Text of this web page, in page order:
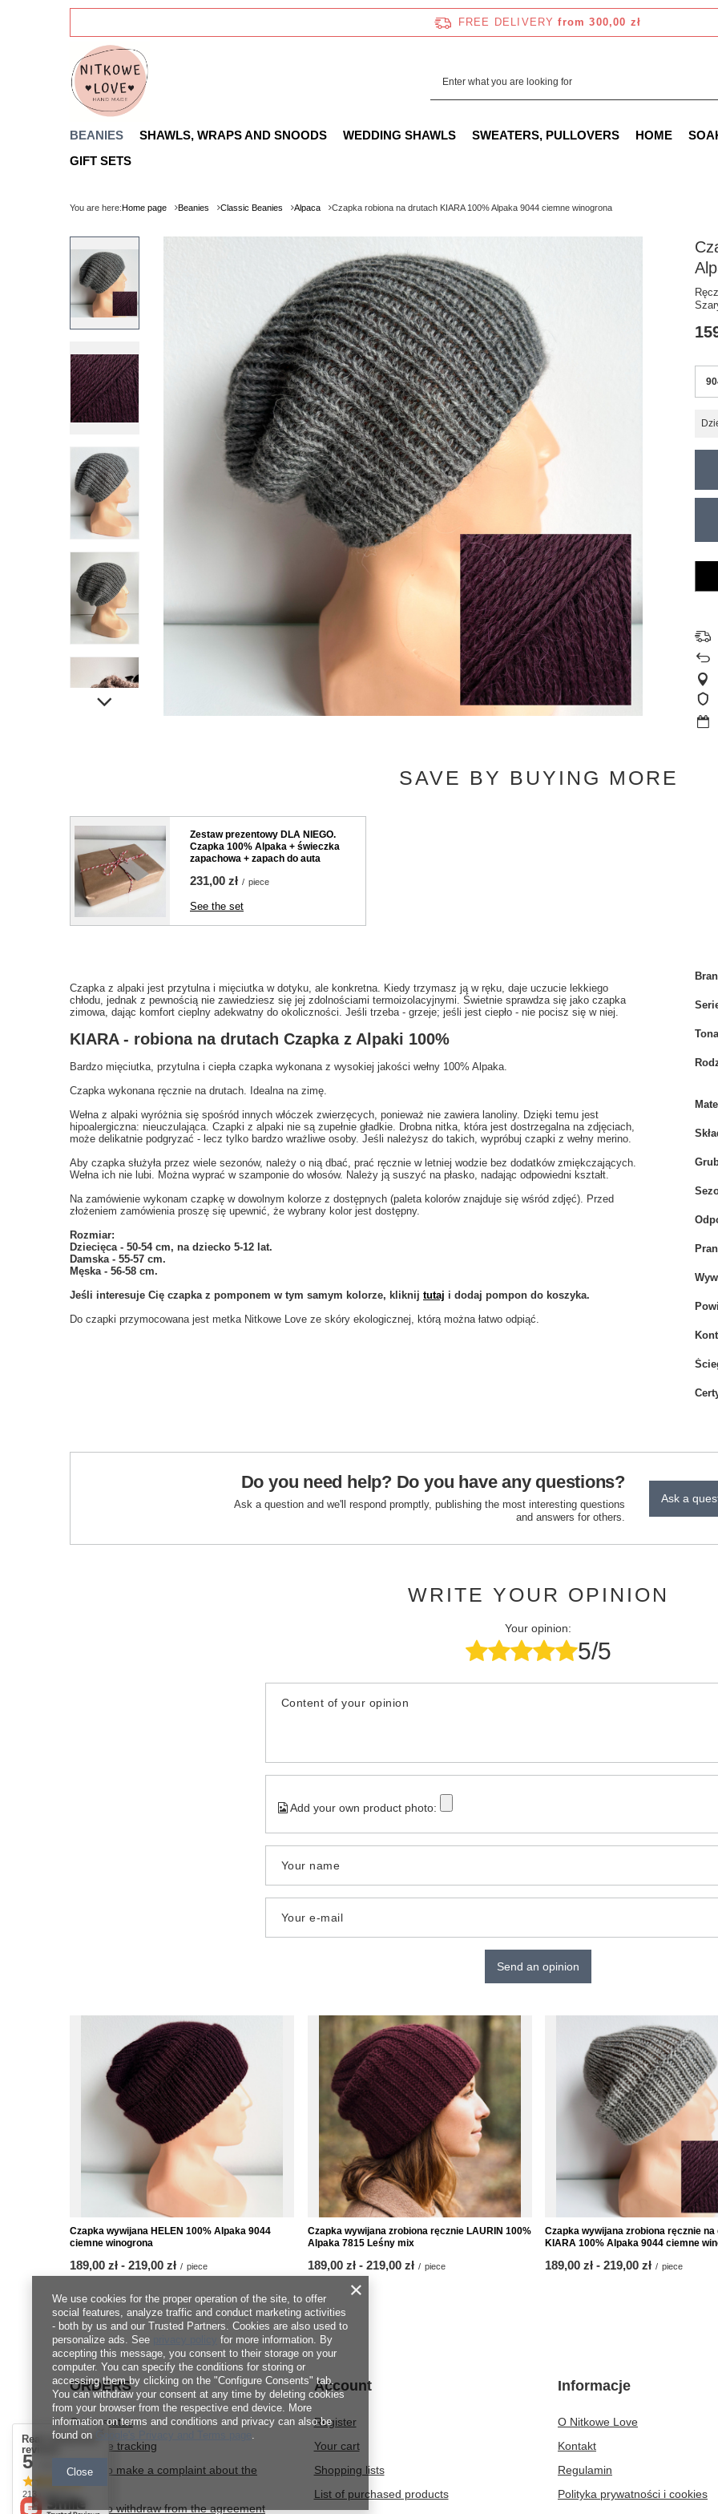
FREE DELIVERY from 300,00 zł
BEANIES SHAWLS, WRAPS AND SNOODS WEDDING SHAWLS SWEATERS, PULLOVERS HOME
GIFT SETS
You are here:Home page Beanies Classic Beanies Alpaca Czapka robiona na drutach KIARA 100% Alpaka 9044 ciemne winogrona
SAVE BY BUYING MORE
Zestaw prezentowy DLA NIEGO.
Czapka 100% Alpaka + świeczka
zapachowa + zapach do auta
231,00 zł / piece
See the set
Czapka z alpaki jest przytulna i mięciutka w dotyku, ale konkretna. Kiedy trzymasz ją w ręku, daje uczucie lekkiego
chłodu, jednak z pewnością nie zawiedziesz się jej zdolnościami termoizolacyjnymi. Świetnie sprawdza się jako czapka
zimowa, dając komfort cieplny adekwatny do okoliczności. Jeśli trzeba - grzeje; jeśli jest ciepło - nie pocisz się w niej.
KIARA - robiona na drutach Czapka z Alpaki 100%
Bardzo mięciutka, przytulna i ciepła czapka wykonana z wysokiej jakości wełny 100% Alpaka.
Czapka wykonana ręcznie na drutach. Idealna na zimę.
Wełna z alpaki wyróżnia się spośród innych włóczek zwierzęcych, ponieważ nie zawiera lanoliny. Dzięki temu jest
hipoalergiczna: nieuczulająca. Czapki z alpaki nie są zupełnie gładkie. Drobna nitka, która jest dostrzegalna na zdjęciach,
może delikatnie podgryzać - lecz tylko bardzo wrażliwe osoby. Jeśli należysz do takich, wypróbuj czapki z wełny merino.
Aby czapka służyła przez wiele sezonów, należy o nią dbać, prać ręcznie w letniej wodzie bez dodatków zmiękczających.
Wełna ich nie lubi. Można wyprać w szamponie do włosów. Należy ją suszyć na płasko, nadając odpowiedni kształt.
Na zamówienie wykonam czapkę w dowolnym kolorze z dostępnych (paleta kolorów znajduje się wśród zdjęć). Przed
złożeniem zamówienia proszę się upewnić, że wybrany kolor jest dostępny.
Rozmiar:
Dziecięca - 50-54 cm, na dziecko 5-12 lat.
Damska - 55-57 cm.
Męska - 56-58 cm.
Jeśli interesuje Cię czapka z pomponem w tym samym kolorze, kliknij tutaj i dodaj pompon do koszyka.
Do czapki przymocowana jest metka Nitkowe Love ze skóry ekologicznej, którą można łatwo odpiąć.
Do you need help? Do you have any questions?
Ask a question and we'll respond promptly, publishing the most interesting questions
and answers for others.
Ask a
WRITE YOUR OPINION
Your opinion:
5/5
Content of your opinion
Add your own product photo:
Your name
Your e-mail
Send an opinion
Czapka wywijana HELEN 100% Alpaka 9044
ciemne winogrona
from
189,00 zł - to
219,00 zł / piece
Czapka wywijana zrobiona ręcznie LAURIN 100%
Alpaka 7815 Leśny mix
from
189,00 zł- to
219,00 zł / piece
Czapka wywijana zrobiona ręcznie na
KIARA 100% Alpaka 9044 ciemne
from
189,00 zł - to
219,00 zł / piece
ORDERS
Order status
Package tracking
I want to make a complaint about the
product
I want to withdraw from the agreement
Account
Register
Your cart
Shopping lists
List of purchased products
Informacje
O Nitkowe Love
Kontakt
Regulamin
Polityka prywatności i cookies
Real customers
reviews
5
213 reviews
We use cookies for the proper operation of the site, to offer
social features, analyze traffic and conduct marketing activities
- both by us and our Trusted Partners. Cookies are also used to
personalize ads. See
for more information. By
accepting this message, you consent to their storage on your
computer. You can specify the conditions for storing or
accessing them by clicking on the "Configure Consents" tab.
You can withdraw your consent at any time by deleting cookies
from your browser from the respective end device. More
information on terms and conditions and privacy can also be
found on
Google's Privacy and Terms page .
Close